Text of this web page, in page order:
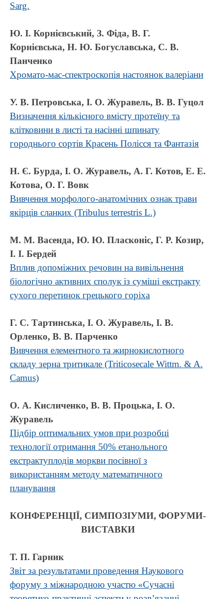
Sаrg.
Ю. І. Корнієвський, З. Фіда, В. Г.
Корнієвська, Н. Ю. Богуславська, С. В.
Панченко
Хромато-мас-спектроскопія настоянок валеріани
У. В. Петровська, І. О. Журавель, В. В. Гуцол
Визначення кількісного вмісту протеїну та
клітковини в листі та насінні шпинату
городнього сортів Красень Полісся та Фантазія
Н. Є. Бурда, І. О. Журавель, А. Г. Котов, Е. Е.
Котова, О. Г. Вовк
Вивчення морфолого-анатомічних ознак трави
якірців сланких (Tribulus terrestris L.)
М. М. Васенда, Ю. Ю. Пласконіс, Г. Р. Козир,
І. І. Бердей
Вплив допоміжних речовин на вивільнення
біологічно активних сполук із суміші екстракту
сухого перетинок грецького горіха
Г. С. Тартинська, І. О. Журавель, І. В.
Орленко, В. В. Парченко
Вивчення елементного та жирнокислотного
складу зерна тритикале (Triticosecale Wittm. & A.
Camus)
О. А. Кисличенко, В. В. Процька, І. О.
Журавель
Підбір оптимальних умов при розробці
технології отримання 50% етанольного
екстрактуплодів моркви посівної з
використанням методу математичного
планування
КОНФЕРЕНЦІЇ, СИМПОЗІУМИ, ФОРУМИ-
ВИСТАВКИ
Т. П. Гарник
Звіт за результатами проведення Наукового
форуму з міжнародною участю «Сучасні